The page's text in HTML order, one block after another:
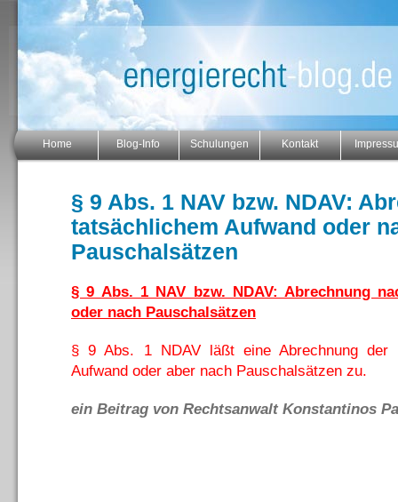
Home Blog-Info Schulungen Kontakt
§ 9 Abs. 1 NAV bzw. NDAV:
tatsächlichem Aufwand oder
Pauschalsätzen
§ 9 Abs. 1 NAV bzw. NDAV: Abrechnung
oder nach Pauschalsätzen
§ 9 Abs. 1 NDAV läßt eine Abrechnung der
Aufwand oder aber nach Pauschalsätzen zu.
ein Beitrag von Rechtsanwalt Konstantinos